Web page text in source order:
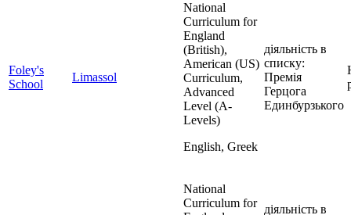
Foley's
School
Limassol
National
Curriculum for
England
(British),
American (US)
Curriculum,
Advanced
Level (A-
Levels)
English, Greek
діяльність в
списку:
Премія
Герцога
Единбурзького
National
Curriculum for діяльність в